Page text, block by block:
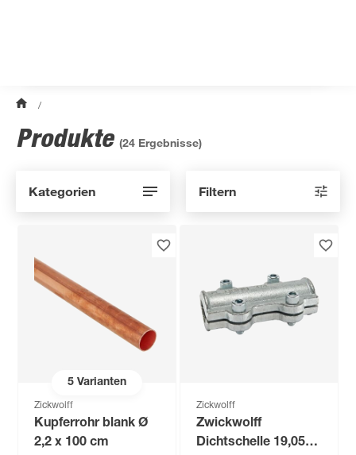
/
Produkte (24 Ergebnisse)
Kategorien Filtern
5Varianten
Zickwolff
Kupferrohr blank Ø
2,2 x 100 cm
Zickwolff
Zwickwolff
Dichtschelle 19,05